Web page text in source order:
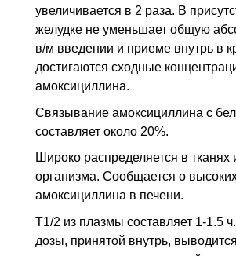
увеличивается в 2 раза. В
желудке не уменьшает общую
в/м введении и приеме внутрь в
достигаются сходные
амоксициллина.
Связывание амоксициллина с
составляет около 20%.
Широко распределяется в тканях
организма. Сообщается о
амоксициллина в печени.
T1/2 из плазмы составляет 1-1.5
дозы, принятой внутрь,